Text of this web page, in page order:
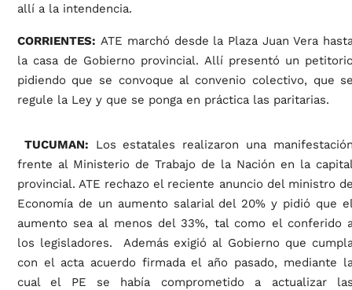
allí a la intendencia.
CORRIENTES: ATE marchó desde la Plaza Juan Vera
la casa de Gobierno provincial. Allí presentó un
pidiendo que se convoque al convenio colectivo, que
regule la Ley y que se ponga en práctica las paritarias.
TUCUMAN: Los estatales realizaron una
frente al Ministerio de Trabajo de la Nación en la
provincial. ATE rechazo el reciente anuncio del ministro
Economía de un aumento salarial del 20% y pidió que
aumento sea al menos del 33%, tal como el conferido
los legisladores. Además exigió al Gobierno que
con el acta acuerdo firmada el año pasado, mediante
cual el PE se había comprometido a actualizar